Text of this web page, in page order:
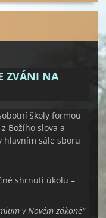
ZVÁNI NA
školy formou
Božího slova a
hlavním sále sboru
shrnutí úkolu –
v Novém zákoně“